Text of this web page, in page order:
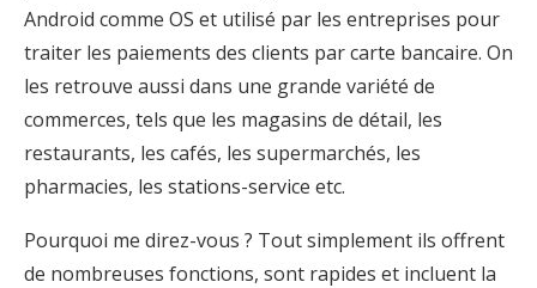
Android comme OS et utilisé par les entreprises pour
traiter les paiements des clients par carte bancaire. On
les retrouve aussi dans une grande variété de
commerces, tels que les magasins de détail, les
restaurants, les cafés, les supermarchés, les
pharmacies, les stations-service etc.
Pourquoi me direz-vous ? Tout simplement ils offrent
de nombreuses fonctions, sont rapides et incluent la